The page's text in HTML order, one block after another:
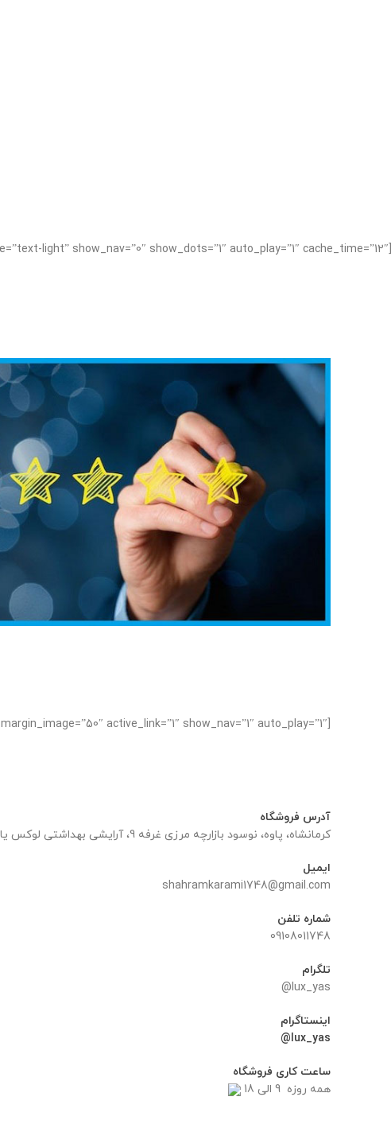
آدرس فروشگاه
کرمانشاه، پاوه، نوسود بازارچه مرزی غرفه 9، آرایشی بهداشتی لوکس یاس
ایمیل
shahramkarami1748@gmail.com
شماره تلفن
09108011748
تلگرام
lux_yas@
اینستاگرام
lux_yas@
ساعت کاری فروشگاه
همه روزه 9 الی 18